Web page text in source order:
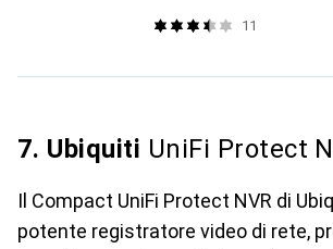
11
7. Ubiquiti UniFi Protect
Il Compact UniFi Protect NVR di
potente registratore video di rete,